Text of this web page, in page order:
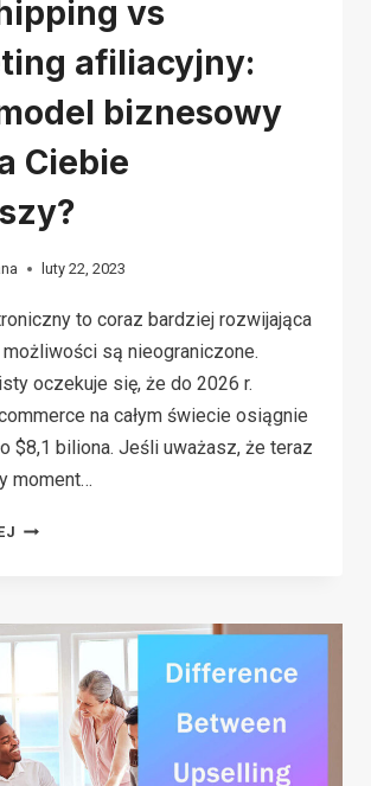
vs
afiliacyjny:
biznesowy
Ciebie
luty 22, 2023
to coraz bardziej rozwijająca
możliwości są nieograniczone.
oczekuje się, że do 2026 r.
na całym świecie osiągnie
$8,1 biliona. Jeśli uważasz, że teraz
moment…
DROPSHIPPING
AFILIACYJNY:
MODEL
BIZNESOWY
JEST